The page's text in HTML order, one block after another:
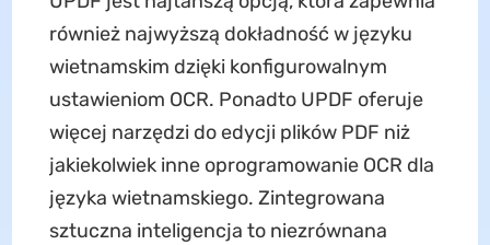
również najwyższą dokładność w języku
wietnamskim dzięki konfigurowalnym
ustawieniom OCR. Ponadto UPDF oferuje
więcej narzędzi do edycji plików PDF niż
jakiekolwiek inne oprogramowanie OCR dla
języka wietnamskiego. Zintegrowana
sztuczna inteligencja to niezrównana